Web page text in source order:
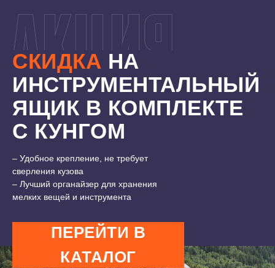
7500 ₽ 11000 ₽
СКИДКА НА
ИНСТРУМЕНТАЛЬНЫЙ
ЯЩИК В КОМПЛЕКТЕ
С КУНГОМ
– Удобное крепление, не требует
сверления кузова
– Лучший органайзер для хранения
мелких вещей и инструмента
ПЕРЕЙТИ В
КАТАЛОГ